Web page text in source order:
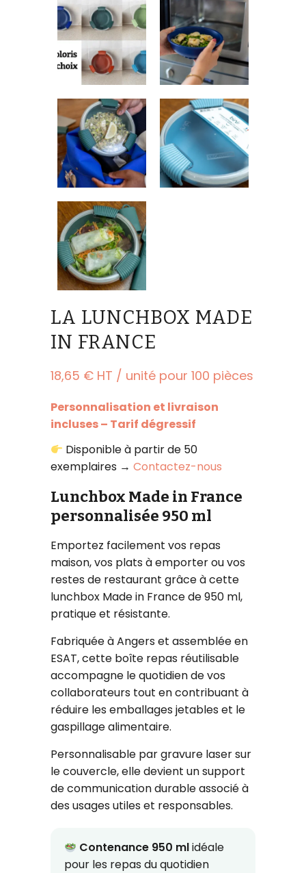
LA LUNCHBOX MADE
IN FRANCE
18,65 €
Personnalisation et livraison
incluses – Tarif dégressif
Disponible à partir de 50
exemplaires → Contactez-nous
Lunchbox Made in France
personnalisée 950 ml
Emportez facilement vos repas
maison, vos plats à emporter ou vos
restes de restaurant grâce à cette
lunchbox Made in France de 950 ml,
pratique et résistante.
Fabriquée à Angers et assemblée en
ESAT, cette boîte repas réutilisable
accompagne le quotidien de vos
collaborateurs tout en contribuant à
réduire les emballages jetables et le
gaspillage alimentaire.
Personnalisable par gravure laser sur
le couvercle, elle devient un support
de communication durable associé à
des usages utiles et responsables.
Contenance 950 mlidéale
pour les repas du quotidien